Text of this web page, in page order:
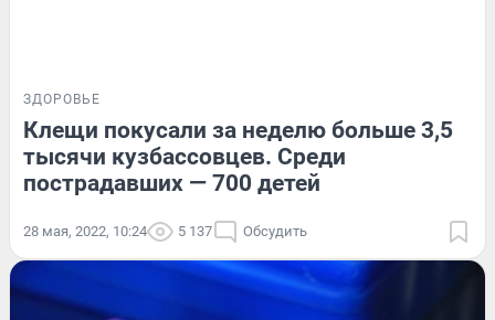
ЗДОРОВЬЕ
Клещи покусали за неделю больше 3,5
тысячи кузбассовцев. Среди
пострадавших — 700 детей
28 мая, 2022, 10:24 5 137 Обсудить